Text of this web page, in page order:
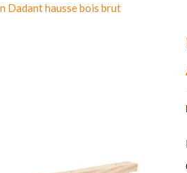
Dadant hausse bois brut